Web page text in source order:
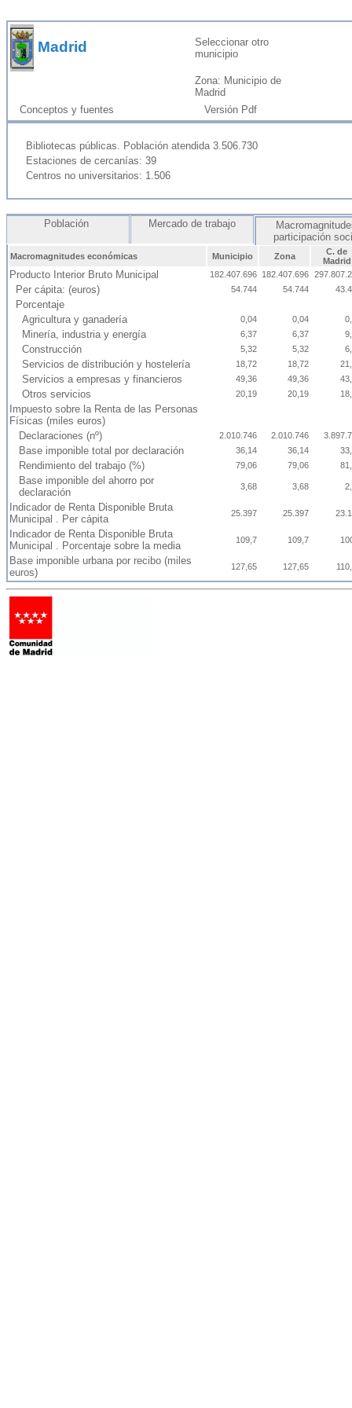
Madrid
Seleccionar otro
municipio
Zona: Municipio de
Madrid
Conceptos y fuentes
Versión Pdf
Bibliotecas públicas. Población atendida 3.506.730
Estaciones de cercanías: 39
Centros no universitarios: 1.506
Población Mercado de trabajo
participación
Macromagnitudes económicas Municipio Zona
C. de
Madrid
Producto Interior Bruto Municipal 182.407.696 182.407.696
Per cápita: (euros) 54.744 54.744
Porcentaje
Agricultura y ganadería
0,04 0,04
Minería, industria y energía 6,37 6,37
Construcción 5,32 5,32
Servicios de distribución y hostelería 18,72 18,72
Servicios a empresas y financieros 49,36 49,36
Otros servicios 20,19 20,19
Impuesto sobre la Renta de las Personas
Físicas (miles euros)
Declaraciones (nº)
2.010.746 2.010.746
Base imponible total por declaración 36,14 36,14
Rendimiento del trabajo (%) 79,06 79,06
Base imponible del ahorro por
declaración
3,68 3,68
Indicador de Renta Disponible Bruta
Municipal . Per cápita
25.397 25.397
Indicador de Renta Disponible Bruta
Municipal . Porcentaje sobre la media
109,7 109,7
Base imponible urbana por recibo (miles
euros)
127,65 127,65